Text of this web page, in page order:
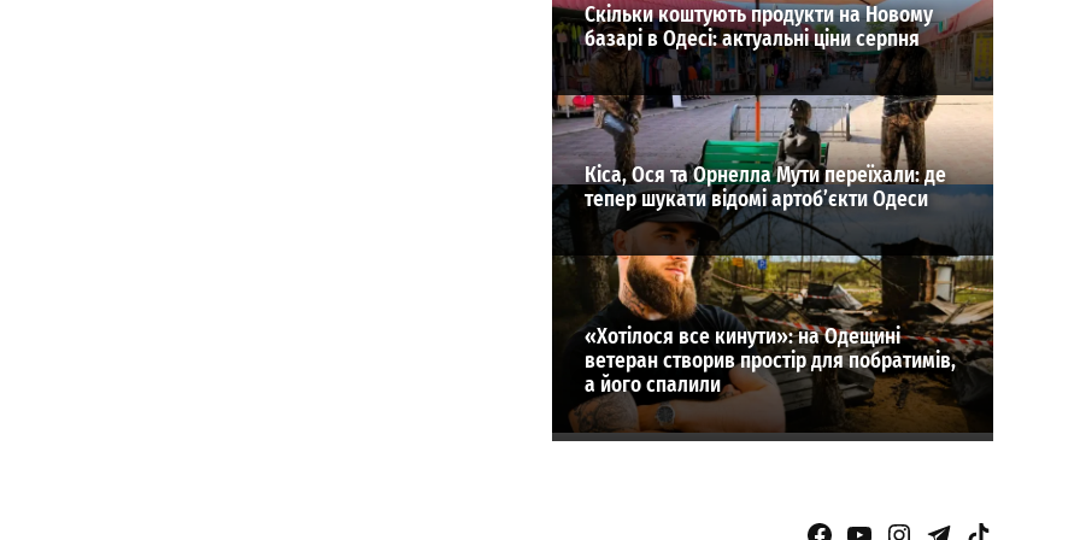
Скільки коштують продукти на Новому
базарі в Одесі: актуальні ціни серпня
Кіса, Ося та Орнелла Мути переїхали: де
тепер шукати відомі артоб’єкти Одеси
«Хотілося все кинути»: на Одещині
ветеран створив простір для побратимів,
а його спалили